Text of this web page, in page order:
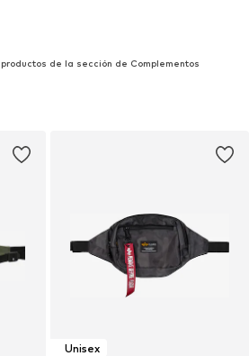
de la sección de Complementos
Unisex